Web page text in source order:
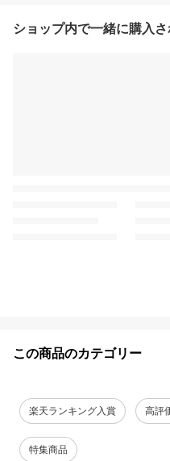
ショップ内で一緒に購入
この商品のカテゴリー
楽天ランキング入賞 高評
特集商品